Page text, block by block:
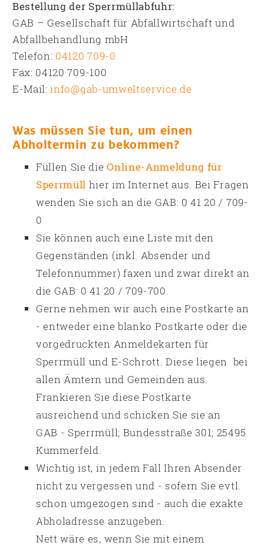
Bestellung der Sperrmüllabfuhr:
GAB – Gesellschaft für Abfallwirtschaft und
Abfallbehandlung mbH
Telefon: 04120 709-0
Fax: 04120 709-100
E-Mail:info@gab-umweltservice.de
Was müssen Sie tun, um einen
Abholtermin zu bekommen?
Füllen Sie dieOnline-Anmeldung für
Sperrmüll hier im Internet aus. Bei Fragen
wenden Sie sich an die GAB: 0 41 20 / 709-
0
Sie können auch eine Liste mit den
Gegenständen (inkl. Absender und
Telefonnummer) faxen und zwar direkt an
die GAB: 0 41 20 / 709-700.
Gerne nehmen wir auch eine Postkarte an
- entweder eine blanko Postkarte oder die
vorgedruckten Anmeldekarten für
Sperrmüll und E-Schrott. Diese liegen bei
allen Ämtern und Gemeinden aus.
Frankieren Sie diese Postkarte
ausreichend und schicken Sie sie an
GAB - Sperrmüll; Bundesstraße 301; 25495
Kummerfeld.
Wichtig ist, in jedem Fall Ihren Absender
nicht zu vergessen und - sofern Sie evtl.
schon umgezogen sind - auch die exakte
Abholadresse anzugeben.
Nett wäre es, wenn Sie mit einem